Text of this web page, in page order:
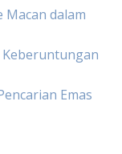
dalam
Emas